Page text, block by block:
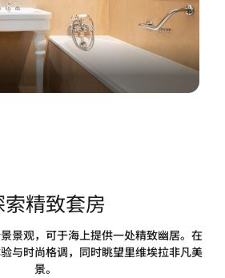
索精致套房
景观，可于海上提供一处精致幽居。在
与时尚格调，同时眺望里维埃拉非凡美
景。